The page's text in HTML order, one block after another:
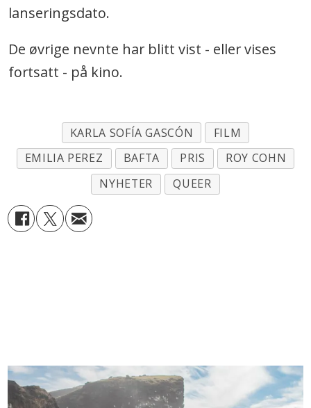
lanseringsdato.
De øvrige nevnte har blitt vist - eller vises
fortsatt - på kino.
KARLA SOFÍA GASCÓN
FILM
EMILIA PEREZ
BAFTA PRIS
ROY COHN
NYHETER
QUEER